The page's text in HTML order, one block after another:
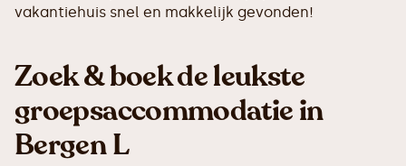
vakantiehuis snel en makkelijk gevonden!
Zoek & boek de leukste
groepsaccommodatie in
Bergen L